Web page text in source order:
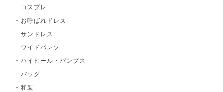
コスプレ
お呼ばれドレス
サンドレス
ワイドパンツ
ハイヒール・パンプス
バッグ
和装